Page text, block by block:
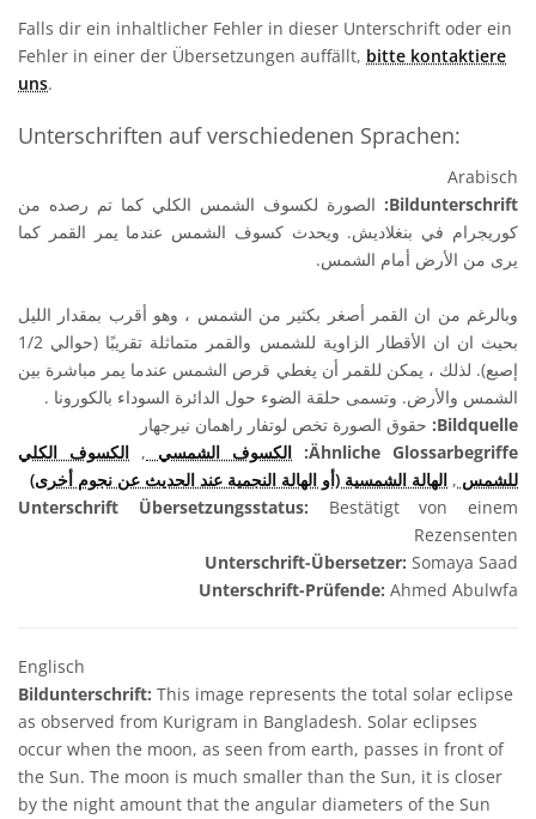
Falls dir ein inhaltlicher Fehler in dieser Unterschrift oder ein
Fehler in einer der Übersetzungen auffällt, bitte kontaktiere
uns.
Unterschriften auf verschiedenen Sprachen:
Arabisch
Bildunterschrift:
الصورة لكسوف الشمس الكلي كما تم رصده من
كوريجرام في بنغلاديش. ويحدث كسوف الشمس عندما يمر القمر كما
يرى من الأرض أمام الشمس.
وبالرغم من ان القمر أصغر بكثير من الشمس ، وهو أقرب بمقدار الليل
بحيث ان ان الأقطار الزاوية للشمس والقمر متماثلة تقريبًا (حوالي 1/2
إصبع). لذلك ، يمكن للقمر أن يغطي قرص الشمس عندما يمر مباشرة بين
الشمس والأرض. وتسمى حلقة الضوء حول الدائرة السوداء بالكورونا .
Bildquelle: حقوق الصورة تخص لوتفار راهمان نيرجهار
Ähnliche Glossarbegriffe:
الكسوف الشمسي , الكسوف الكلي
للشمس , الهالة الشمسية (أو الهالة النجمية عند الحديث عن نجوم أخرى)
Unterschrift Übersetzungsstatus: Bestätigt von einem
Rezensenten
Unterschrift-Übersetzer: Somaya Saad
Unterschrift-Prüfende: Ahmed Abulwfa
Englisch
Bildunterschrift: This image represents the total solar eclipse
as observed from Kurigram in Bangladesh. Solar eclipses
occur when the moon, as seen from earth, passes in front of
the Sun. The moon is much smaller than the Sun, it is closer
by the night amount that the angular diameters of the Sun